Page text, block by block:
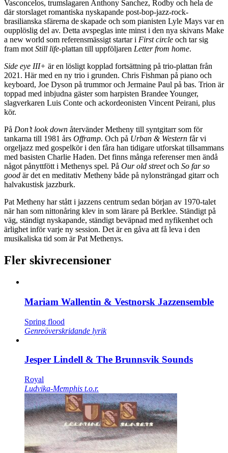
Vasconcelos, trumslagaren Anthony Sanchez, Rodby och hela de
där storslaget romantiska nyskapande post-bop-jazz-rock-
brasilianska sfärerna de skapade och som pianisten Lyle Mays var en
oupplöslig del av. Detta avspeglas inte minst i den nya skivans Make
a new world som referensmässigt startar i First circle och tar sig
fram mot Still life-plattan till uppföljaren Letter from home.
Side eye III+ är en lösligt kopplad fortsättning på trio-plattan från
2021. Här med en ny trio i grunden. Chris Fishman på piano och
keyboard, Joe Dyson på trummor och Jermaine Paul på bas. Trion är
toppad med inbjudna gäster som harpisten Brandee Younger,
slagverkaren Luis Conte och ackordeonisten Vincent Peirani, plus
kör.
På Don’t look down återvänder Metheny till syntgitarr som för
tankarna till 1981 års Offramp. Och på Urban & Western får vi
orgeljazz med gospelkör i den fåra han tidigare utforskat tillsammans
med basisten Charlie Haden. Det finns många referenser men ändå
något pånyttfött i Methenys spel. På Our old streetoch So far so
good är det en meditativ Metheny både på nylonsträngad gitarr och
halvakustisk jazzburk.
Pat Metheny har stått i jazzens centrum sedan början av 1970-talet
när han som nittonåring klev in som lärare på Berklee. Ständigt på
väg, ständigt nyskapande, ständigt beväpnad med nyfikenhet och
ärlighet inför varje ny session. Det är en gåva att få leva i den
musikaliska tid som är Pat Methenys.
Fler skivrecensioner
Mariam Wallentin & Vestnorsk Jazzensemble
Spring flood
Genreöverskridande lyrik
Jesper Lindell & The Brunnsvik Sounds
Royal
Ludvika-Memphis t.o.r.